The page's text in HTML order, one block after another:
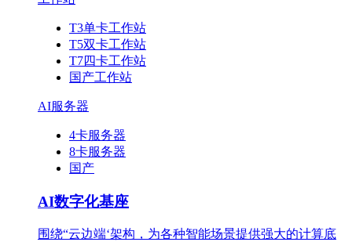
T3单卡工作站
T5双卡工作站
T7四卡工作站
国产工作站
AI服务器
4卡服务器
8卡服务器
国产
AI数字化基座
围绕“云边端‘架构，为各种智能场景提供强大的计算底